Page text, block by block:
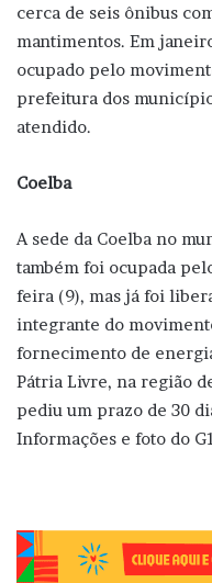
cerca de seis ônibus
mantimentos. Em
ocupado pelo
prefeitura dos
atendido.
Coelba
A sede da Coelba no
também foi ocupada
feira (9), mas já foi
integrante do
fornecimento de
Pátria Livre, na região
pediu um prazo de 30
Informações e foto do